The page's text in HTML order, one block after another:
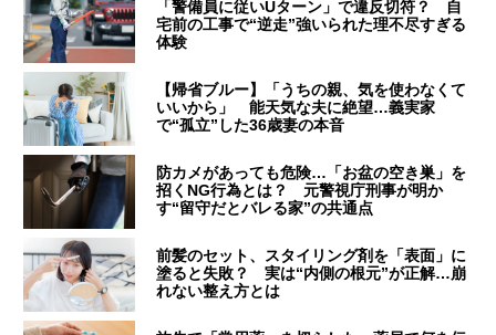
「警備員に従いUターン」で違反切符？ 自
宅前の工事で“逆走”強いられた理不尽すぎる
体験
【帰省ブルー】「うちの親、気を使わなくて
いいから」 能天気な夫に絶望…義実家
で“孤立”した36歳妻の本音
防カメがあっても危険…「お盆の空き巣」を
招くNG行為とは？ 元警視庁刑事が明か
す“留守だとバレる家”の共通点
前髪のセット、スタイリング剤を「表面」に
塗ると失敗？ 実は“内側の根元”が正解…崩
れない整え方とは